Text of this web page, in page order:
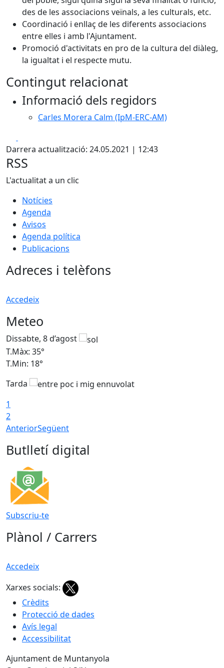
des de les associacions veïnals, a les culturals, etc.
Coordinació i enllaç de les diferents associacions
entre elles i amb l'Ajuntament.
Promoció d'activitats en pro de la cultura del diàleg,
la igualtat i el respecte mutu.
Contingut relacionat
Informació dels regidors
Carles Morera Calm (IpM-ERC-AM)
Darrera actualització: 24.05.2021 | 12:43
RSS
L'actualitat a un clic
Notícies
Agenda
Avisos
Agenda política
Publicacions
Adreces i telèfons
Accedeix
Meteo
Dissabte, 8 d’agost
T.Màx: 35°
T.Min: 18°
Tarda
1
2
AnteriorSegüent
Butlletí digital
Subscriu-te
Plànol / Carrers
Accedeix
Xarxes socials:
Crèdits
Protecció de dades
Avís legal
Accessibilitat
Ajuntament de Muntanyola